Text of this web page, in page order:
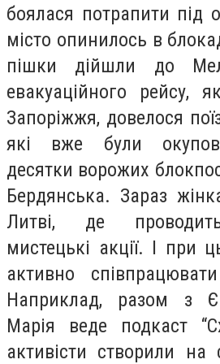
боялася потрапити під
місто опинилось в
пішки дійшли до
евакуаційного рейсу,
Запоріжжя, довелося
які вже були
десятки ворожих
Бердянська. Зараз
Литві, де проводить
мистецькі акції. І при
активно
Наприклад, разом з
Марія веде подкаст
активісти створили на